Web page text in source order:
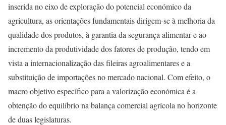
inserida no eixo de exploração do potencial económico da
agricultura, as orientações fundamentais dirigem-se à melhoria da
qualidade dos produtos, à garantia da segurança alimentar e ao
incremento da produtividade dos fatores de produção, tendo em
vista a internacionalização das fileiras agroalimentares e a
substituição de importações no mercado nacional. Com efeito, o
macro objetivo específico para a valorização económica é a
obtenção do equilíbrio na balança comercial agrícola no horizonte
de duas legislaturas.